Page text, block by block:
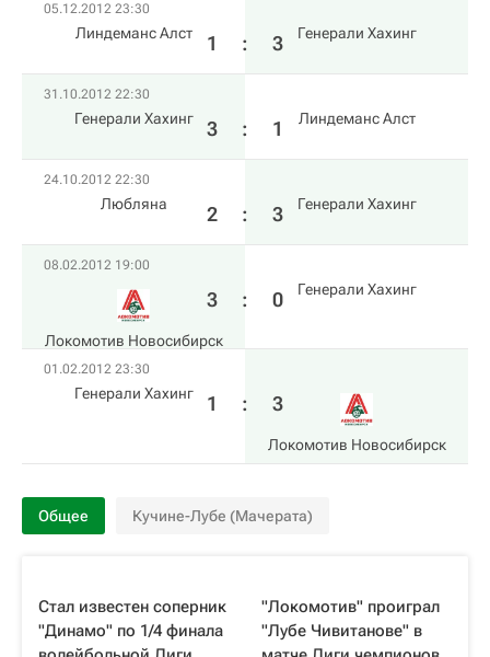
05.12.2012 23:30
Линдеманс Алст 1 : 3 Генерали Хахинг
31.10.2012 22:30
Генерали Хахинг 3 : 1 Линдеманс Алст
24.10.2012 22:30
Любляна 2 : 3 Генерали Хахинг
08.02.2012 19:00
Локомотив Новосибирск
3 : 0 Генерали Хахинг
01.02.2012 23:30
Генерали Хахинг 1 : 3
Локомотив Новосибирск
Общее Кучине-Лубе (Мачерата)
Стал известен соперник
"Динамо" по 1/4 финала
"Локомотив" проиграл
"Лубе Чивитанове" в